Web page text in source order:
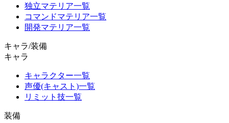
独立マテリア一覧
コマンドマテリア一覧
開発マテリア一覧
キャラ/装備
キャラ
キャラクター一覧
声優(キャスト)一覧
リミット技一覧
装備